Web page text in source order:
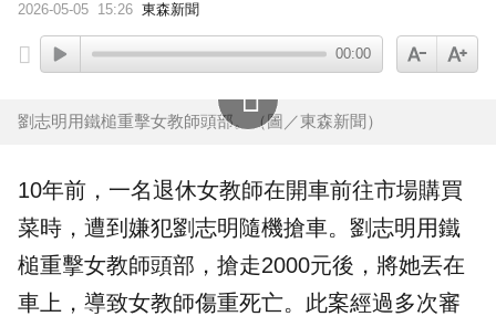
2026-05-05 15:26 東森新聞
00:00
劉志明用鐵槌重擊女教師頭部。（圖／東森新聞）
10年前，一名退休女教師在開車前往市場購買
菜時，遭到嫌犯劉志明 隨機搶車。劉志明用鐵
槌重擊女教師頭部，搶走2000元後，將她丟在
車上，導致女教師傷重死亡。此案經過多次審